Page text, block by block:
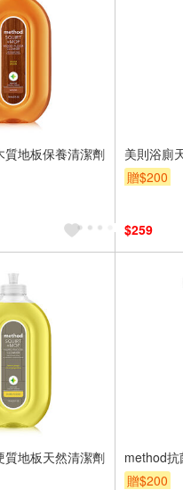
質地板保養清潔劑
美則浴廁
贈$200
$259
質地板天然清潔劑
method抗
贈$200